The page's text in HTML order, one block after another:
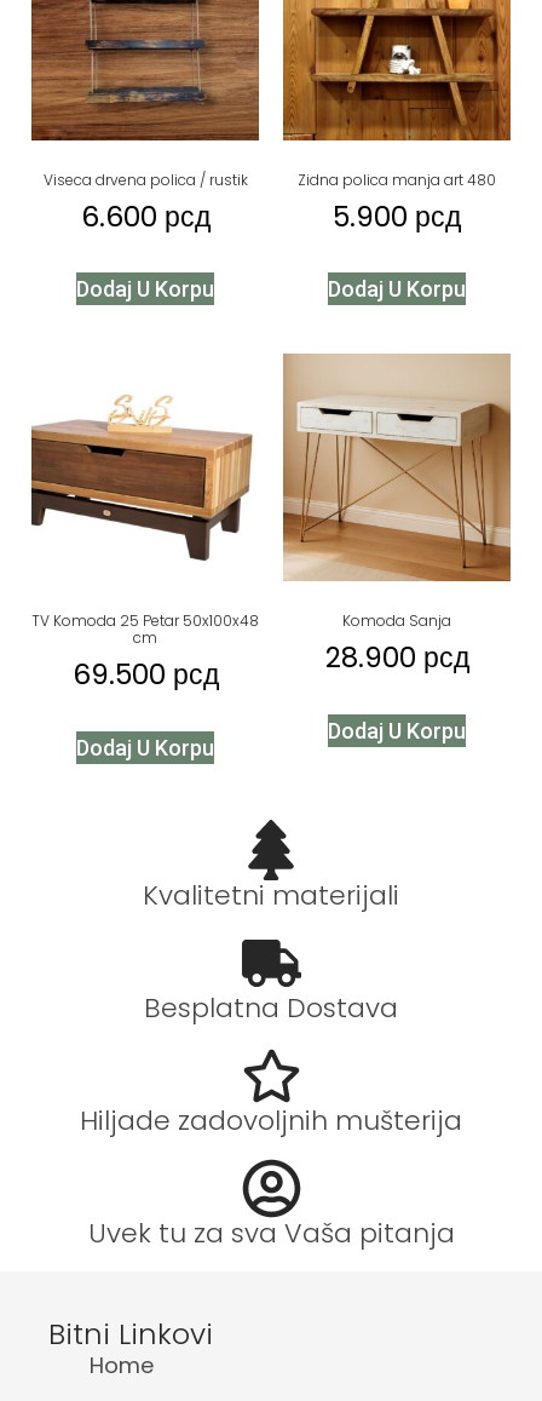
Viseca drvena polica / rustik
6.600 рсд
Dodaj U Korpu
Zidna polica manja art 480
5.900 рсд
Dodaj U Korpu
TV Komoda 25 Petar 50x100x48
cm
69.500 рсд
Dodaj U Korpu
Komoda Sanja
28.900 рсд
Dodaj U Korpu
Kvalitetni materijali
Besplatna Dostava
Hiljade zadovoljnih mušterija
Uvek tu za sva Vaša pitanja
Bitni Linkovi
Home